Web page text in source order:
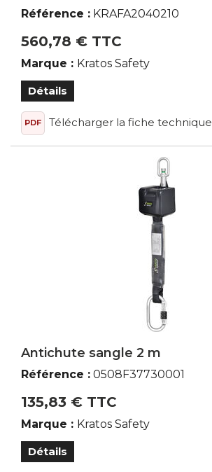
Référence : KRAFA2040210
560,78 € TTC
Marque : Kratos Safety
Détails
PDF Télécharger la fiche technique
Antichute sangle 2 m
Référence : 0508F37730001
135,83 € TTC
Marque : Kratos Safety
Détails